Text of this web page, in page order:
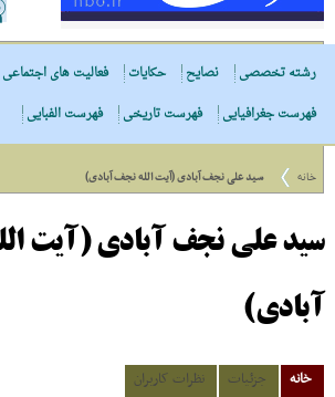
رشته تخصصی
نصایح حکایات فعالیت های اجتماعی
فهرست جغرافیایی
فهرست تاریخی فهرست الفبایی
خانه سید علی نجف آبادی (آیت الله نجف آبادی)
سید علی نجف آبادی (آیت
آبادی)
خانه جزئیات نظرات کاربران